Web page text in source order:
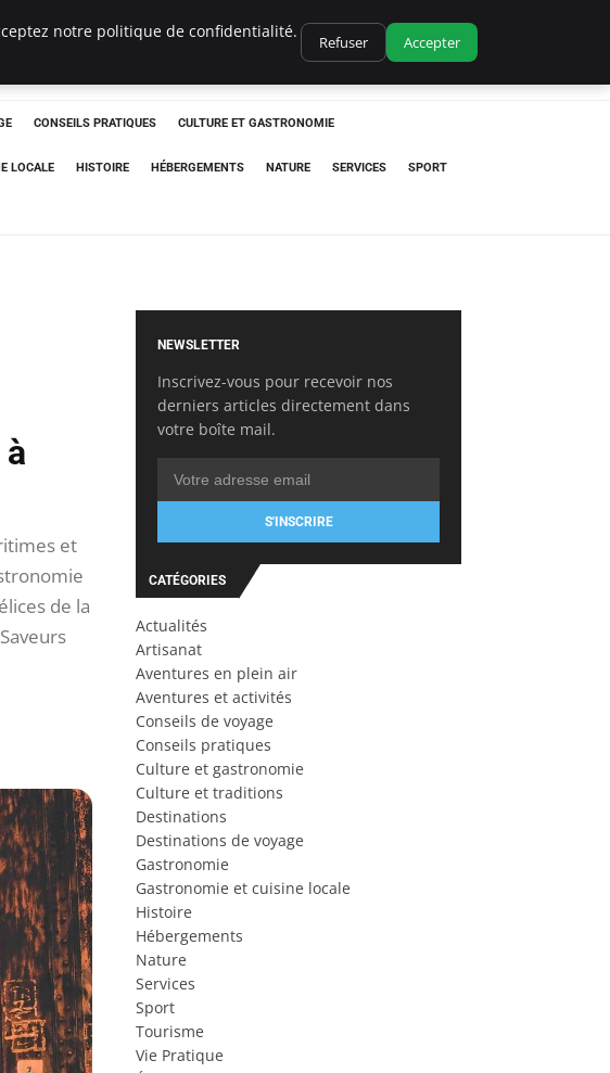
CONSEILS PRATIQUES CULTURE ET GASTRONOMIE
LOCALE HISTOIRE HÉBERGEMENTS NATURE SERVICES SPORT
et
de la
NEWSLETTER
Inscrivez-vous pour recevoir nos
derniers articles directement dans
votre boîte mail.
S'INSCRIRE
CATÉGORIES
Actualités
Artisanat
Aventures en plein air
Aventures et activités
Conseils de voyage
Conseils pratiques
Culture et gastronomie
Culture et traditions
Destinations
Destinations de voyage
Gastronomie
Gastronomie et cuisine locale
Histoire
Hébergements
Nature
Services
Sport
Tourisme
Vie Pratique
notre politique de confidentialité.
Refuser Accepter